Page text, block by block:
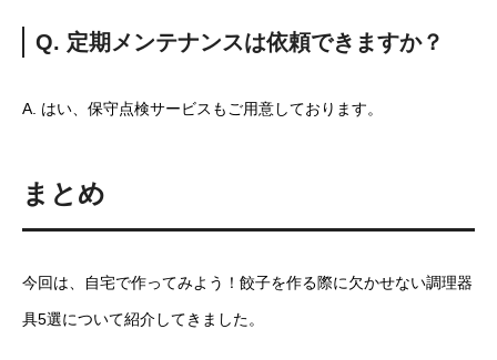
Q. 定期メンテナンスは依頼できますか？
A. はい、保守点検サービスもご用意しております。
まとめ
今回は、自宅で作ってみよう！餃子を作る際に欠かせない調理器
具5選について紹介してきました。